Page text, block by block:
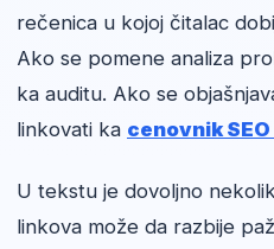
rečenica u kojoj čitalac
Ako se pomene analiza
ka auditu. Ako se
linkovati ka cenovnik
U tekstu je dovoljno
linkova može da razbije